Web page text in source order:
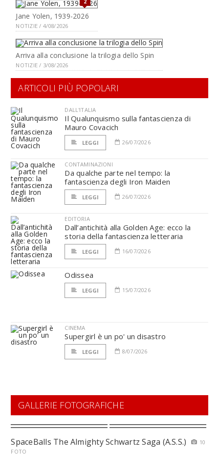
2
Jane Yolen, 1939-2026
NOTIZIE / 4/08/2026
Arriva alla conclusione la trilogia dello Spin
NOTIZIE / 3/08/2026
ARTICOLI PIÙ POPOLARI
DALL'ITALIA
Il Qualunquismo sulla fantascienza di
Mauro Covacich
LEGGI 26/07/2026
CONTAMINAZIONI
Da qualche parte nel tempo: la
fantascienza degli Iron Maiden
LEGGI 26/07/2026
EDITORIA
Dall’antichità alla Golden Age: ecco la
storia della fantascienza letteraria
LEGGI 16/07/2026
Odissea
LEGGI 15/07/2026
CINEMA
Supergirl è un po' un disastro
LEGGI 8/07/2026
GALLERIE FOTOGRAFICHE
SpaceBalls The Almighty Schwartz Saga (A.S.S.)
10
FOTO